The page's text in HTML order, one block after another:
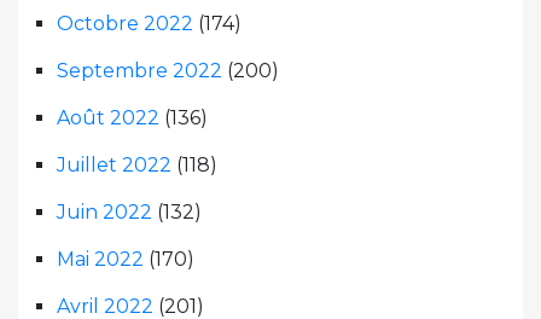
Octobre 2022 (174)
Septembre 2022 (200)
Août 2022 (136)
Juillet 2022 (118)
Juin 2022 (132)
Mai 2022 (170)
Avril 2022 (201)